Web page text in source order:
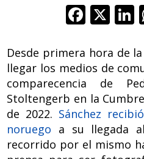
F
ac
e
b
o
o
k
X
Desde primera hora de
llegar los medios de
comparecencia de
Stoltengerb en la
de 2022. Sánchez
noruego a su llegada
recorrido por el mismo